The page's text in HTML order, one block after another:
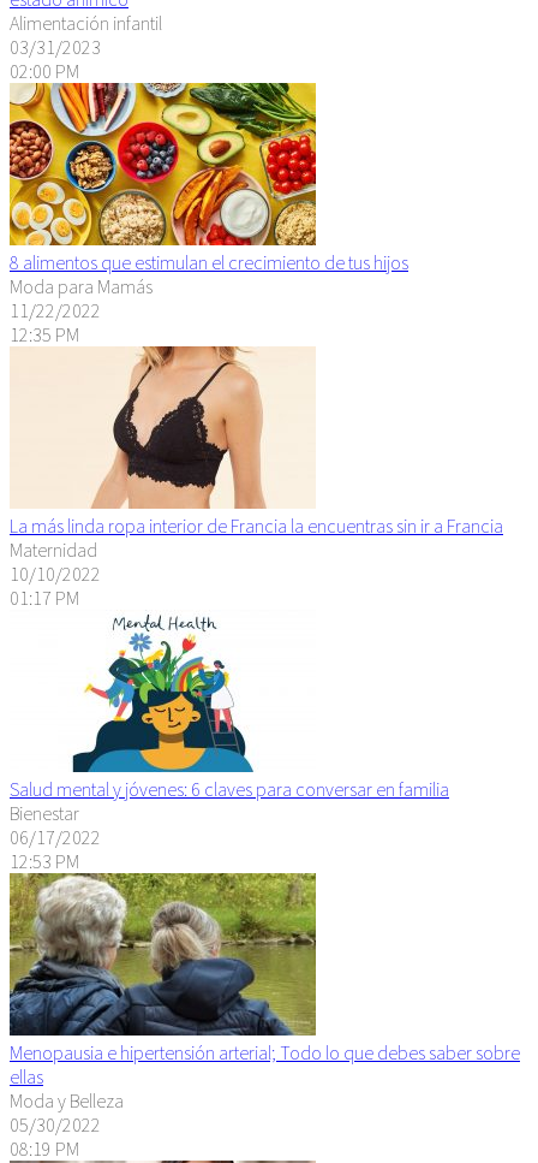
Alimentación infantil
03/31/2023
02:00 PM
8 alimentos que estimulan el crecimiento de tus hijos
Moda para Mamás
11/22/2022
12:35 PM
La más linda ropa interior de Francia la encuentras sin ir a Francia
Maternidad
10/10/2022
01:17 PM
Salud mental y jóvenes: 6 claves para conversar en familia
Bienestar
06/17/2022
12:53 PM
Menopausia e hipertensión arterial; Todo lo que debes saber sobre
ellas
Moda y Belleza
05/30/2022
08:19 PM